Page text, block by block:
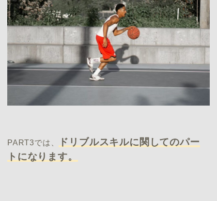
PART3では、
ドリブルスキルに関してのパー
トになります。